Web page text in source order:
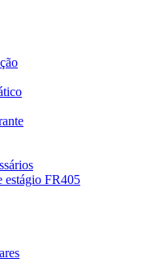
estágio FR405